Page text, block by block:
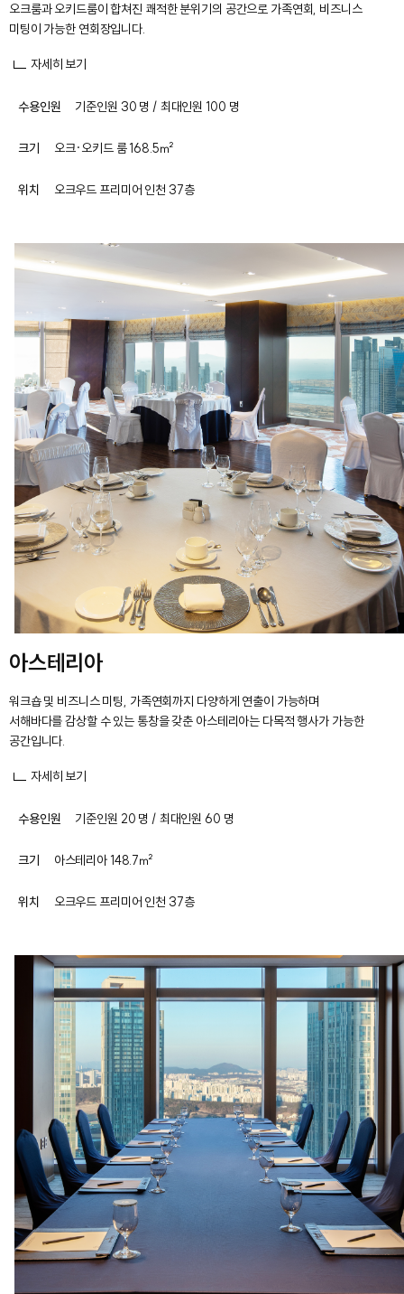
오크룸과 오키드룸이 합쳐진 쾌적한 분위기의 공간으로 가족연회, 비즈니스
미팅이 가능한 연회장입니다.
자세히 보기
수용인원 기준인원 30 명 / 최대인원 100 명
크기 오크·오키드 룸 168.5㎡
위치 오크우드 프리미어 인천 37층
아스테리아
워크숍 및 비즈니스 미팅, 가족연회까지 다양하게 연출이 가능하며
서해바다를 감상할 수 있는 통창을 갖춘 아스테리아는 다목적 행사가 가능한
공간입니다.
자세히 보기
수용인원 기준인원 20 명 / 최대인원 60 명
크기 아스테리아 148.7㎡
위치 오크우드 프리미어 인천 37층